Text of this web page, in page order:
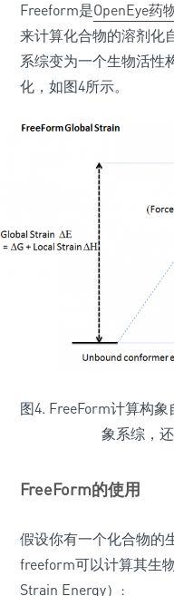
Freeform是OpenEye药
来计算化合物的溶剂化
系综变为一个生物活性
化，如图4所示。
图4. FreeForm计算构
象系综，
FreeForm的使用
假设你有一个化合物的
freeform可以计算其生
Strain Energy）: